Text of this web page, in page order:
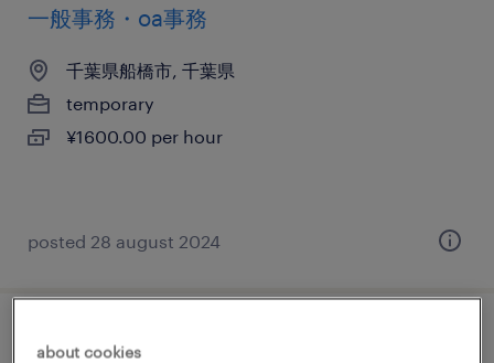
一般事務・oa事務
千葉県船橋市, 千葉県
temporary
¥1600.00 per hour
posted 28 august 2024
データ入力・キーパンチャー
about cookies